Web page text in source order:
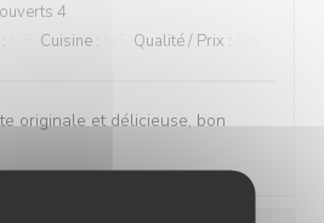
4
: Cuisine : Qualité / Prix :
originale et délicieuse, bon